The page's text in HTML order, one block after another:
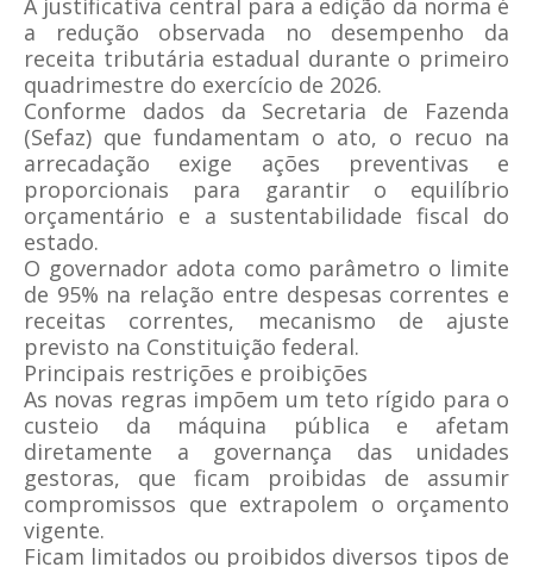
A justificativa central para a edição da norma é
a redução observada no desempenho da
receita tributária estadual durante o primeiro
quadrimestre do exercício de 2026.
Conforme dados da Secretaria de Fazenda
(Sefaz) que fundamentam o ato, o recuo na
arrecadação exige ações preventivas e
proporcionais para garantir o equilíbrio
orçamentário e a sustentabilidade fiscal do
estado.
O governador adota como parâmetro o limite
de 95% na relação entre despesas correntes e
receitas correntes, mecanismo de ajuste
previsto na Constituição federal.
Principais restrições e proibições
As novas regras impõem um teto rígido para o
custeio da máquina pública e afetam
diretamente a governança das unidades
gestoras, que ficam proibidas de assumir
compromissos que extrapolem o orçamento
vigente.
Ficam limitados ou proibidos diversos tipos de